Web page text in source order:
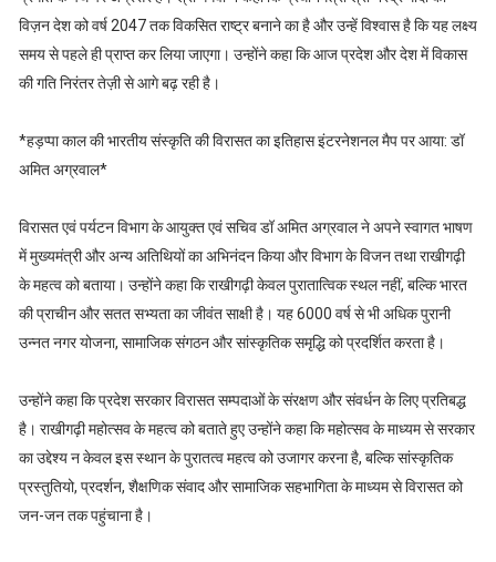
विज़न देश को वर्ष 2047 तक विकसित राष्ट्र बनाने का है और उन्हें विश्वास है कि यह लक्ष्य
समय से पहले ही प्राप्त कर लिया जाएगा। उन्होंने कहा कि आज प्रदेश और देश में विकास
की गति निरंतर तेज़ी से आगे बढ़ रही है।
*हड़प्पा काल की भारतीय संस्कृति की विरासत का इतिहास इंटरनेशनल मैप पर आया: डॉ
अमित अग्रवाल*
विरासत एवं पर्यटन विभाग के आयुक्त एवं सचिव डॉ अमित अग्रवाल ने अपने स्वागत भाषण
में मुख्यमंत्री और अन्य अतिथियों का अभिनंदन किया और विभाग के विजन तथा राखीगढ़ी
के महत्व को बताया। उन्होंने कहा कि राखीगढ़ी केवल पुरातात्विक स्थल नहीं, बल्कि भारत
की प्राचीन और सतत सभ्यता का जीवंत साक्षी है। यह 6000 वर्ष से भी अधिक पुरानी
उन्नत नगर योजना, सामाजिक संगठन और सांस्कृतिक समृद्धि को प्रदर्शित करता है।
उन्होंने कहा कि प्रदेश सरकार विरासत सम्पदाओं के संरक्षण और संवर्धन के लिए प्रतिबद्ध
है। राखीगढ़ी महोत्सव के महत्व को बताते हुए उन्होंने कहा कि महोत्सव के माध्यम से सरकार
का उद्देश्य न केवल इस स्थान के पुरातत्व महत्व को उजागर करना है, बल्कि सांस्कृतिक
प्रस्तुतियो, प्रदर्शन, शैक्षणिक संवाद और सामाजिक सहभागिता के माध्यम से विरासत को
जन-जन तक पहुंचाना है।